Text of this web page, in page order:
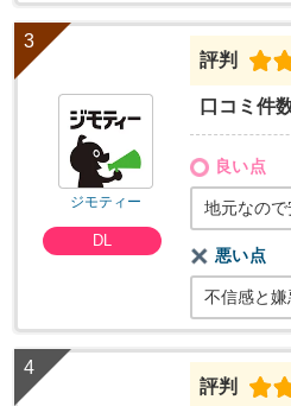
ジモティー
DL
評判
口コミ件
良い点
地元なの
悪い点
不信感と嫌
評判